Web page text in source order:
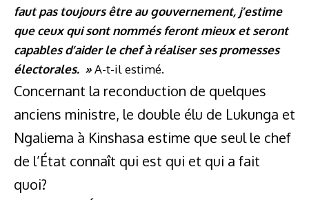
faut pas toujours être au gouvernement, j’estime
que ceux qui sont nommés feront mieux et seront
capables d’aider le chef à réaliser ses promesses
électorales. »A-t-il estimé.
Concernant la reconduction de quelques
anciens ministre, le double élu de Lukunga et
Ngaliema à Kinshasa estime que seul le chef
de l’État connaît qui est qui et qui a fait
quoi?